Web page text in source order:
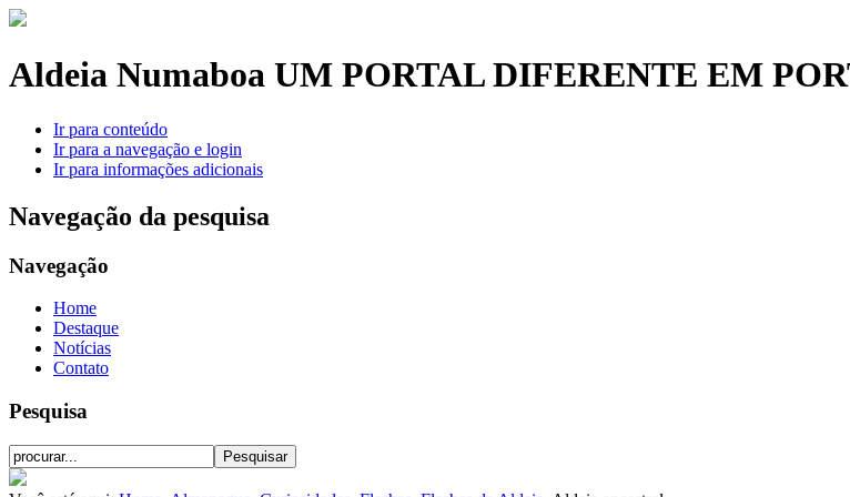
Aldeia Numaboa UM PORTAL DIFERENTE EM
Ir para conteúdo
Ir para a navegação e login
Ir para informações adicionais
Navegação da pesquisa
Navegação
Home
Destaque
Notícias
Contato
Pesquisa